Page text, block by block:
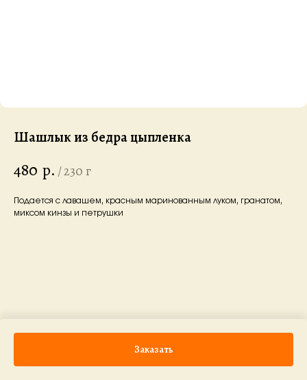
Шашлык из бедра цыпленка
480 р. /230 г
Заказать
Подается с лавашем, красным маринованным луком, гранатом,
миксом кинзы и петрушки